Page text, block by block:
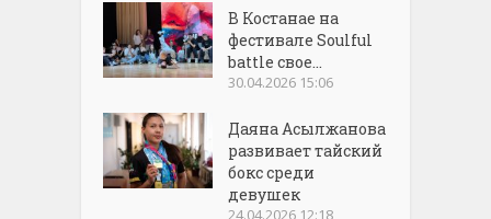
В Костанае на
фестивале Soulful
battle свое...
30.04.2026 15:06
Даяна Асылжанова
развивает тайский
бокс среди
девушек
24.04.2026 12:18